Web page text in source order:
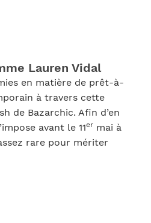
Lauren Vidal
en matière de prêt-à-
à travers cette
de Bazarchic. Afin d’en
avant le 11ermai à
rare pour mériter